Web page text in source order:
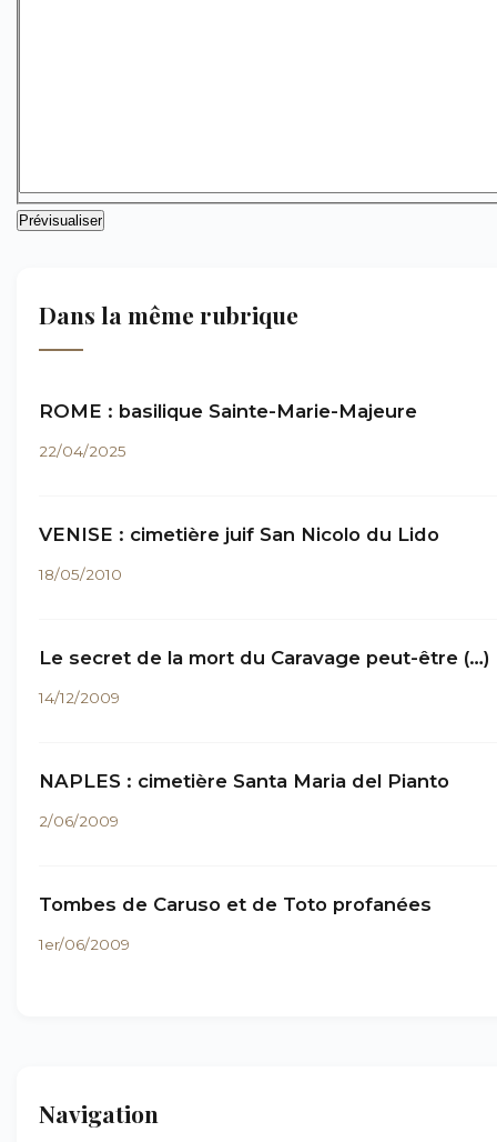
Dans la même rubrique
ROME : basilique Sainte-Marie-Majeure
22/04/2025
VENISE : cimetière juif San Nicolo du Lido
18/05/2010
Le secret de la mort du Caravage peut-être (…)
14/12/2009
NAPLES : cimetière Santa Maria del Pianto
2/06/2009
Tombes de Caruso et de Toto profanées
1er/06/2009
Navigation